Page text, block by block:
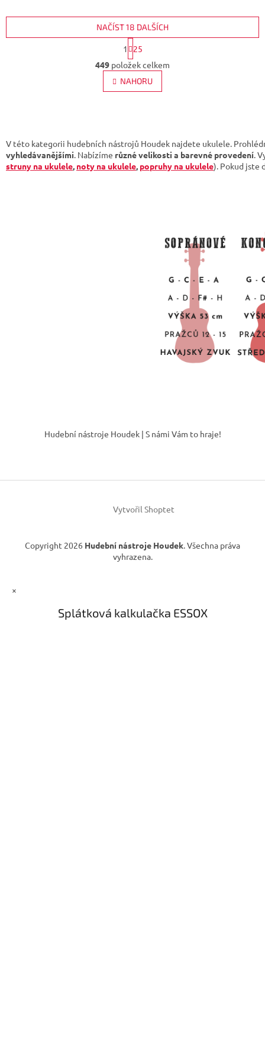
O
v
l
á
p
r
v
NAČÍST 18 DALŠÍCH
t
r
á
n
k
í
1
25
449 položek celkem
NAHORU
V této kategorii hudebních nástrojů Houdek najdete ukulele.
vyhledávanějšími. Nabízíme různé velikosti a barevné provedení.
struny na ukulele, noty na ukulele, popruhy na ukulele). Pokud jste
í
Hudební nástroje Houdek | S námi Vám to hraje!
Vytvořil Shoptet
Copyright 2026 Hudební nástroje Houdek. Všechna práva
vyhrazena.
×
Splátková kalkulačka ESSOX